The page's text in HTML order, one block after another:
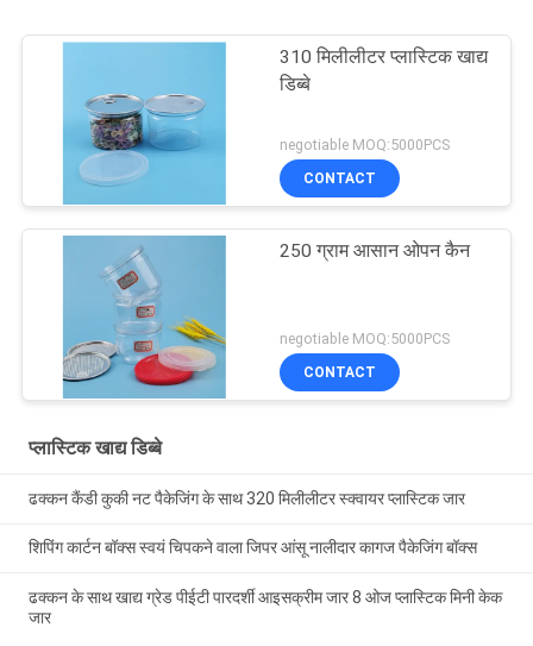
310 मिलीलीटर प्लास्टिक खाद्य
डिब्बे
negotiable MOQ:5000PCS
CONTACT
250 ग्राम आसान ओपन कैन
negotiable MOQ:5000PCS
CONTACT
प्लास्टिक खाद्य डिब्बे
ढक्कन कैंडी कुकी नट पैकेजिंग के साथ 320 मिलीलीटर स्क्वायर प्लास्टिक जार
शिपिंग कार्टन बॉक्स स्वयं चिपकने वाला जिपर आंसू नालीदार कागज पैकेजिंग बॉक्स
ढक्कन के साथ खाद्य ग्रेड पीईटी पारदर्शी आइसक्रीम जार 8 ओज प्लास्टिक मिनी केक
जार